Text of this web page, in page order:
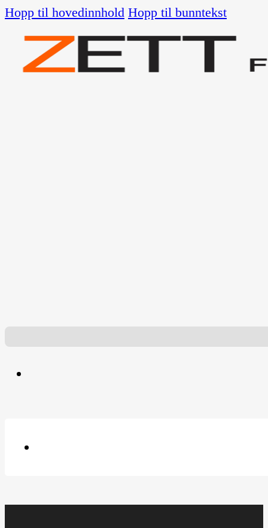
Hopp til hovedinnhold Hopp til bunntekst